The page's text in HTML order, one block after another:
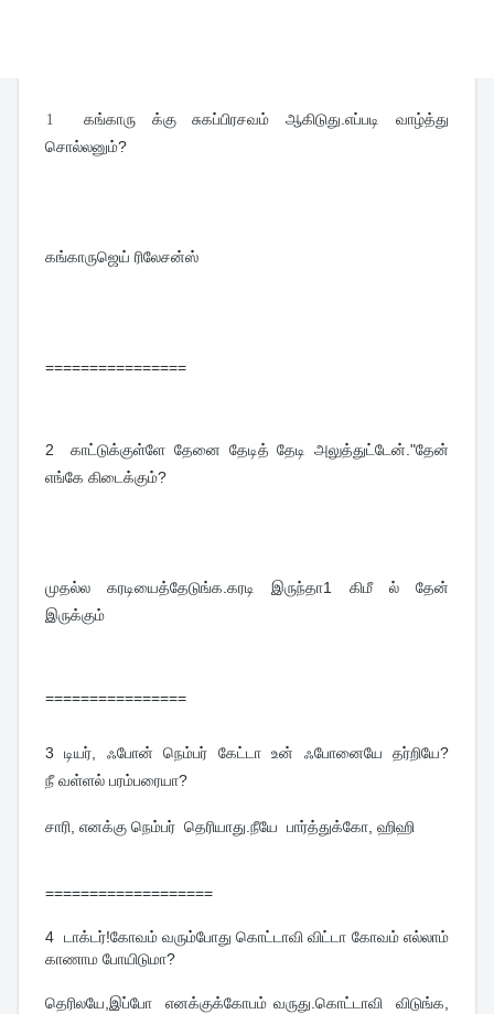
1
கங்காரு க்கு சுகப்பிரசவம் ஆகிடுது.எப்படி வாழ்த்து
சொல்லனும்?
கங்காருஜெய் ரிலேசன்ஸ்
================
2 காட்டுக்குள்ளே தேனை தேடித் தேடி அலுத்துட்டேன்."தேன்
எங்கே கிடைக்கும்?
முதல்ல கரடியைத்தேடுங்க.கரடி இருந்தா1 கிமீ ல் தேன்
இருக்கும்
================
3 டியர், ஃபோன் நெம்பர் கேட்டா உன் ஃபோனையே தர்றியே?
நீ வள்ளல் பரம்பரையா?
சாரி, எனக்கு நெம்பர் தெரியாது.நீயே பார்த்துக்கோ, ஹிஹி
===================
4 டாக்டர்!கோவம் வரும்போது கொட்டாவி விட்டா கோவம் எல்லாம்
காணாம போயிடுமா?
தெரிலயே,இப்போ எனக்குக்கோபம் வருது.கொட்டாவி விடுங்க,